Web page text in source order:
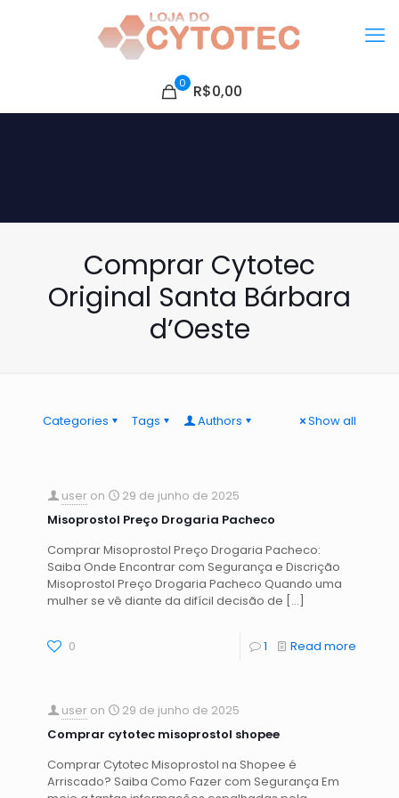
0 R$0,00
Comprar Cytotec
Original Santa Bárbara
d’Oeste
Categories Tags Authors Show all
user on
29 de junho de 2025
Misoprostol Preço Drogaria Pacheco
Comprar Misoprostol Preço Drogaria Pacheco:
Saiba Onde Encontrar com Segurança e Discrição
Misoprostol Preço Drogaria Pacheco Quando uma
mulher se vê diante da difícil decisão de […]
0 1 Read more
user on
29 de junho de 2025
Comprar cytotec misoprostol shopee
Comprar Cytotec Misoprostol na Shopee é
Arriscado? Saiba Como Fazer com Segurança Em